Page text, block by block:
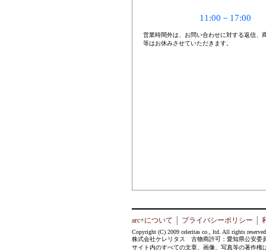
11:00－17:00
営業時間外は、お問い合わせに対する返信、
等はお休みさせていただきます。
arc+について プライバシーポリシー
Copyright (C) 2009 celeritas co., ltd. All rights
株式会社ケレリタス 古物商許可：愛知県公安委
サイト内のすべての文章、画像、写真等の著作